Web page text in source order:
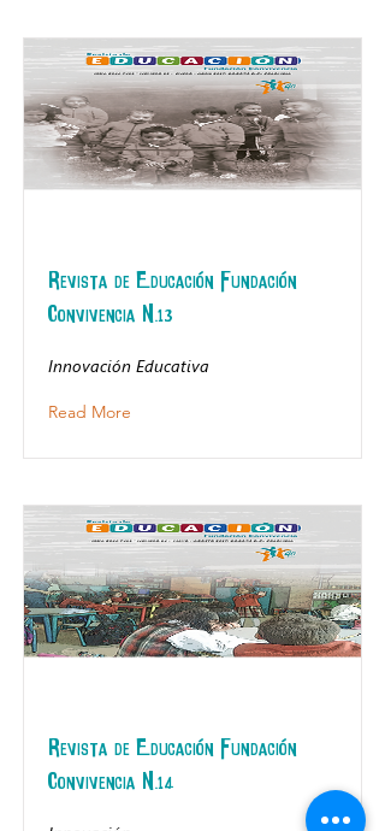
Revista de Educación Fundación
Convivencia N.13
Innovación Educativa
Read More
Revista de Educación Fundación
Convivencia N.14